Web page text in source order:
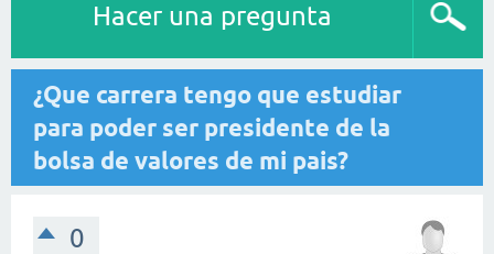
Hacer una pregunta
¿Que carrera tengo que estudiar
para poder ser presidente de la
bolsa de valores de mi pais?
0